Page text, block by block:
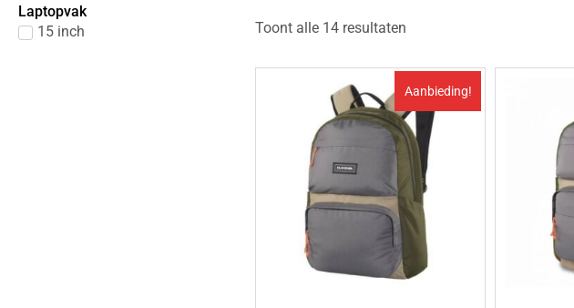
Laptopvak
15 inch
Toont alle 14 resultaten
Aanbieding!